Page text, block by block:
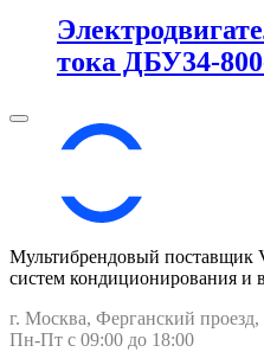
тока
Мультибрендовый
систем кондиционирования и
г. Москва, Ферганский проезд,
Пн-Пт с 09:00 до 18:00